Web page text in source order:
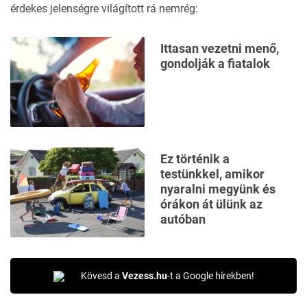
19
seconds
érdekes jelenségre világított rá nemrég:
Ittasan vezetni menő,
gondolják a fiatalok
Ez történik a
testünkkel, amikor
nyaralni megyünk és
órákon át ülünk az
autóban
Kövesd a Vezess.hu-t a Google hírekben!